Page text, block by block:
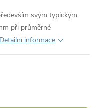
svým typickým
při průměrné
Detailní informace